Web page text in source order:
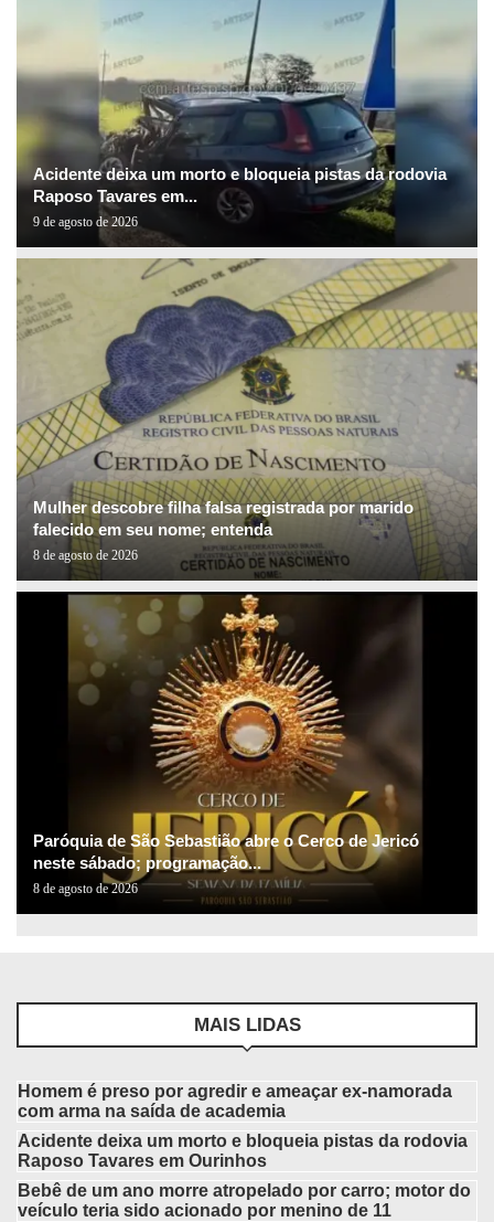
Acidente deixa um morto e bloqueia pistas da rodovia
Raposo Tavares em...
9 de agosto de 2026
Mulher descobre filha falsa registrada por marido
falecido em seu nome; entenda
8 de agosto de 2026
Paróquia de São Sebastião abre o Cerco de Jericó
neste sábado; programação...
8 de agosto de 2026
MAIS LIDAS
Homem é preso por agredir e ameaçar ex-namorada
com arma na saída de academia
Acidente deixa um morto e bloqueia pistas da rodovia
Raposo Tavares em Ourinhos
Bebê de um ano morre atropelado por carro; motor do
veículo teria sido acionado por menino de 11